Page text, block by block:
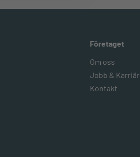
Företaget
Om oss
Jobb & Karriär
Kontakt